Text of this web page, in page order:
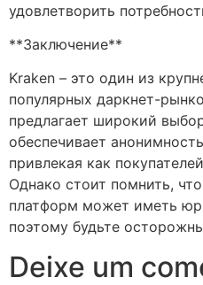
удовлетворить
**Заключение**
Kraken – это один из
популярных даркнет-
предлагает широкий
обеспечивает
привлекая как
Однако стоит помнить,
платформ может иметь
поэтому будьте
Deixe um